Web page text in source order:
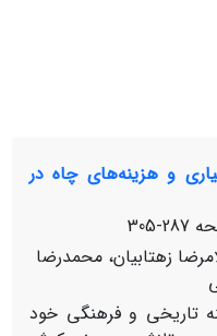
و هزینه‌های چاه در
287-305
زهتابیان، محمدرضا
تاریخی و فرهنگی خود